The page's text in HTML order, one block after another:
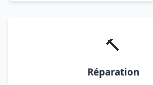
🔨
Réparation